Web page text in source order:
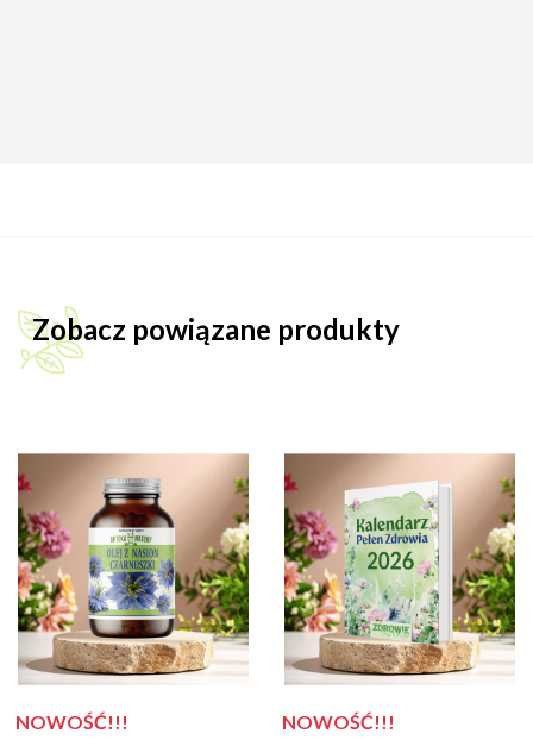
Zobacz powiązane produkty
NOWOŚĆ!!! NOWOŚĆ!!!